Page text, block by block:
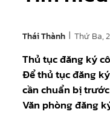
Thái Thành | Thứ Ba,
Thủ tục đăng ký
Để thủ tục đăng
cần chuẩn bị
Văn phòng đăng